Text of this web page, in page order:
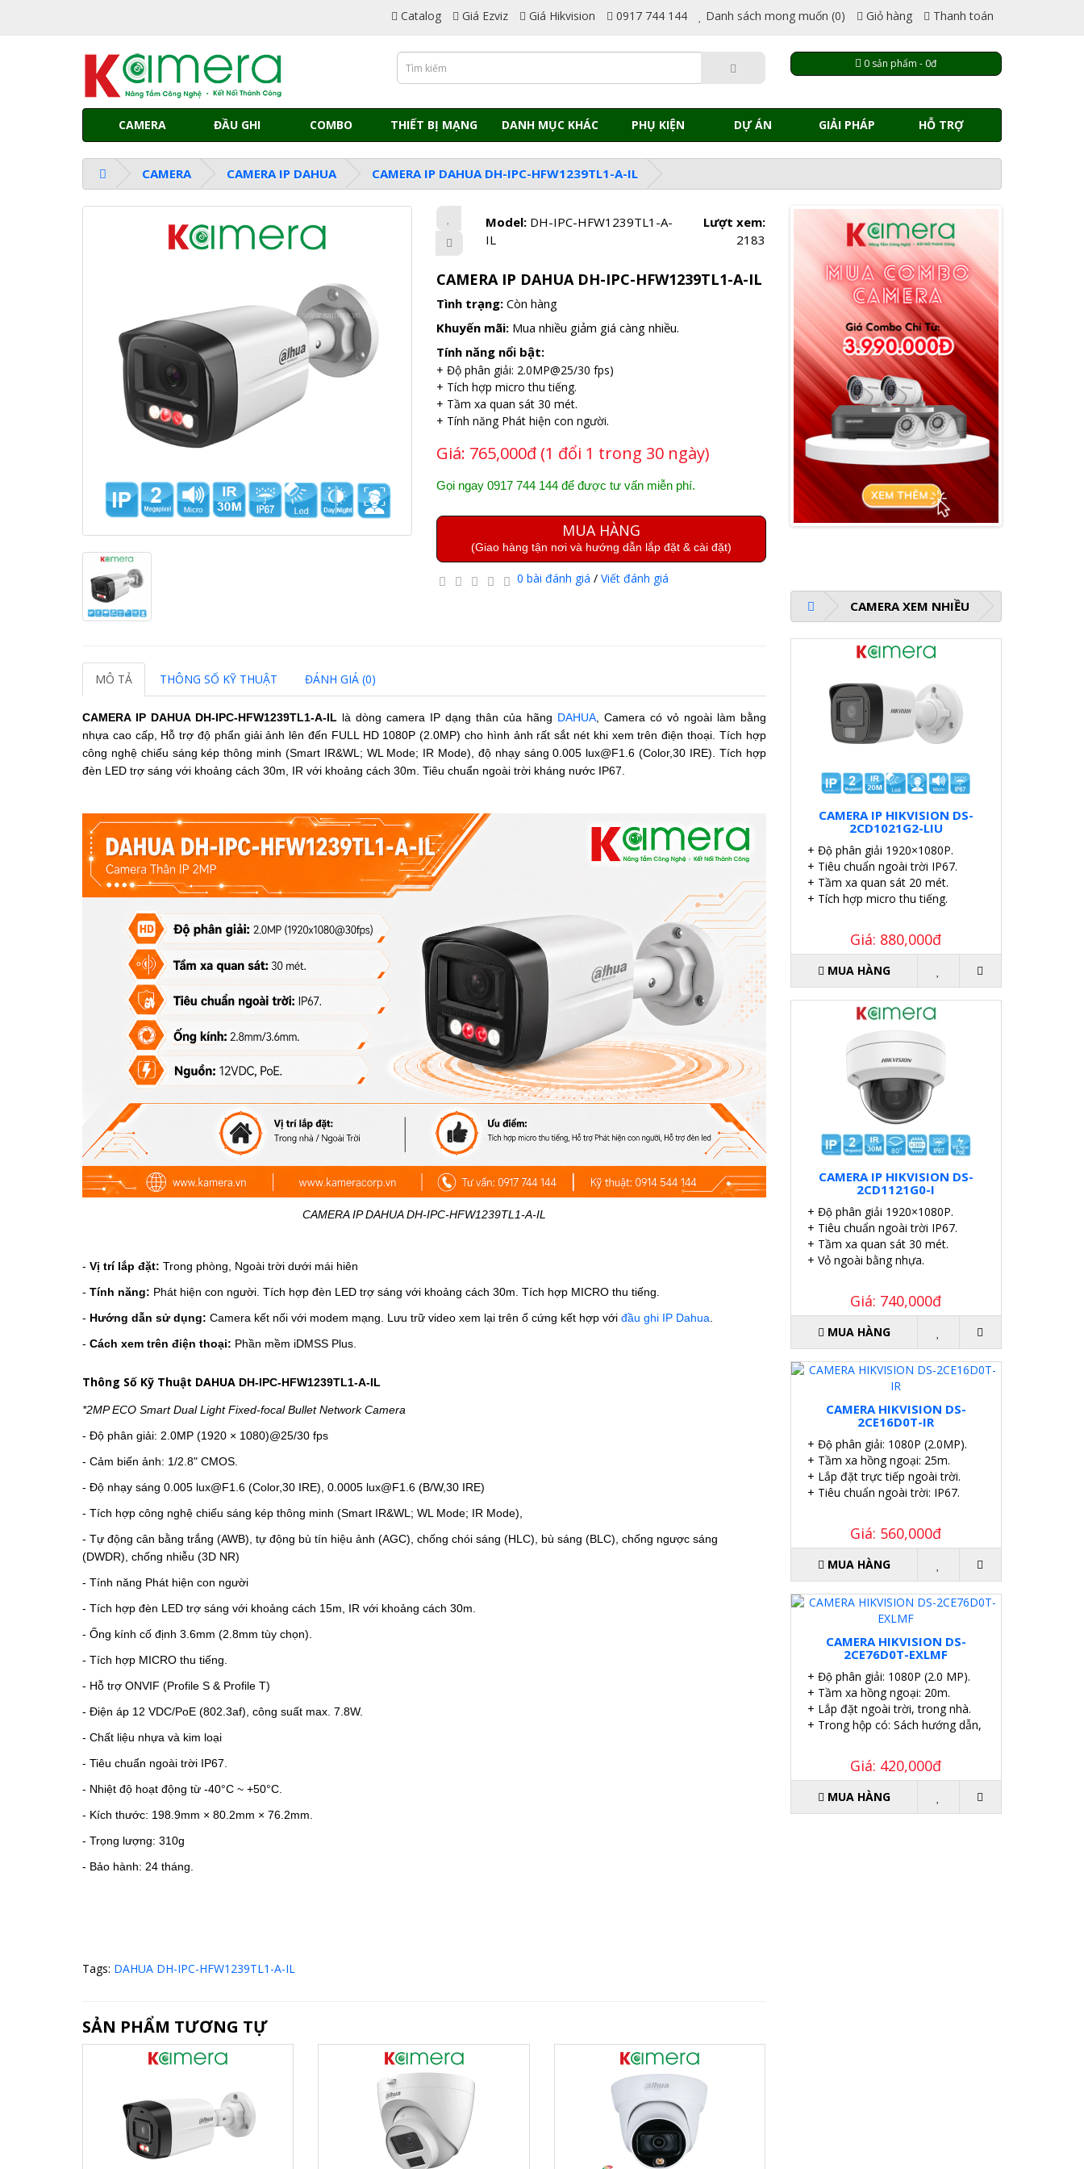
Catalog Giá Ezviz Giá Hikvision 0917 744 144 Danh sách mong muốn (0) Giỏ hàng Thanh toán
0 sản phẩm - 0đ
CAMERA ĐẦU GHI COMBO THIẾT BỊ MẠNG DANH MỤC KHÁC PHỤ KIỆN DỰ ÁN GIẢI PHÁP HỖ TRỢ
CAMERA CAMERA IP DAHUA CAMERA IP DAHUA DH-IPC-HFW1239TL1-A-IL
Model: DH-IPC-HFW1239TL1-A-
IL
Lượt xem:
2183
CAMERA IP DAHUA DH-IPC-HFW1239TL1-A-IL
Tình trạng: Còn hàng
Khuyến mãi: Mua nhiều giảm giá càng nhiều.
Tính năng nổi bật:
+ Độ phân giải: 2.0MP@25/30 fps)
+ Tích hợp micro thu tiếng.
+ Tầm xa quan sát 30 mét.
+ Tính năng Phát hiện con người.
Giá: 765,000đ (1 đổi 1 trong 30 ngày)
Gọi ngay 0917 744 144 để được tư vấn miễn phí.
MUA HÀNG
(Giao hàng tận nơi và hướng dẫn lắp đặt & cài đặt)
0 bài đánh giá / Viết đánh giá
MÔ TẢ THÔNG SỐ KỸ THUẬT ĐÁNH GIÁ (0)
CAMERA IP DAHUA DH-IPC-HFW1239TL1-A-IL là dòng camera IP dạng thân của hãng DAHUA, Camera có vỏ ngoài làm bằng
nhựa cao cấp, Hỗ trợ độ phẩn giải ảnh lên đến FULL HD 1080P (2.0MP) cho hình ảnh rất sắt nét khi xem trên điện thoại. Tích hợp
công nghệ chiếu sáng kép thông minh (Smart IR&WL; WL Mode; IR Mode), độ nhạy sáng0.005 lux@F1.6 (Color,30 IRE)
Tích hợp
đèn LED trợ sáng với khoảng cách 30m, IR với khoảng cách 30m. Tiêu chuẩn ngoài trời kháng nước IP67.
CAMERA IP DAHUA DH-IPC-HFW1239TL1-A-IL
- Vị trí lắp đặt: Trong phòng, Ngoài trời dưới mái hiên
- Tính năng: Phát hiện con người. Tích hợp đèn LED trợ sáng với khoảng cách 30m. Tích hợp MICRO thu tiếng.
- Hướng dẫn sử dụng: Camera kết nối với modem mạng. Lưu trữ video xem lại trên ổ cứng kết hợp với đầu ghi IP Dahua.
- Cách xem trên điện thoại: Phần mềm iDMSS Plus.
Thông Số Kỹ Thuật DAHUA DH-IPC-HFW1239TL1-A-IL
*2MP ECO Smart Dual Light Fixed-focal Bullet Network Camera
- Độ phân giải: 2.0MP (1920 × 1080)@25/30 fps
- Cảm biến ảnh: 1/2.8" CMOS.
- Độ nhạy sáng 0.005 lux@F1.6 (Color,30 IRE), 0.0005 lux@F1.6 (B/W,30 IRE)
- Tích hợp công nghệ chiếu sáng kép thông minh (Smart IR&WL; WL Mode; IR Mode),
- Tự động cân bằng trắng (AWB), tự động bù tín hiệu ảnh (AGC), chống chói sáng (HLC), bù sáng (BLC), chống ngược sáng
(DWDR), chống nhiễu (3D NR)
- Tính năng Phát hiện con người
- Tích hợp đèn LED trợ sáng với khoảng cách 15m, IR với khoảng cách 30m.
- Ống kính cố định 3.6mm (2.8mm tùy chọn).
- Tích hợp MICRO thu tiếng.
- Hỗ trợ ONVIF (Profile S & Profile T)
- Điện áp 12 VDC/PoE (802.3af), công suất max. 7.8W.
- Chất liệu nhựa và kim loại
- Tiêu chuẩn ngoài trời IP67.
- Nhiệt độ hoạt động từ -40°C ~ +50°C.
- Kích thước: 198.9mm × 80.2mm × 76.2mm.
- Trọng lượng: 310g
- Bảo hành: 24 tháng.
Tags: DAHUA DH-IPC-HFW1239TL1-A-IL
SẢN PHẨM TƯƠNG TỰ
CAMERA XEM NHIỀU
CAMERA IP HIKVISION DS-
2CD1021G2-LIU
+ Độ phân giải 1920×1080P.
+ Tiêu chuẩn ngoài trời IP67.
+ Tầm xa quan sát 20 mét.
+ Tích hợp micro thu tiếng.
Giá: 880,000đ
MUA HÀNG
CAMERA IP HIKVISION DS-
2CD1121G0-I
+ Độ phân giải 1920×1080P.
+ Tiêu chuẩn ngoài trời IP67.
+ Tầm xa quan sát 30 mét.
+ Vỏ ngoài bằng nhựa.
Giá: 740,000đ
MUA HÀNG
CAMERA HIKVISION DS-
2CE16D0T-IR
+ Độ phân giải: 1080P (2.0MP).
+ Tầm xa hồng ngoại: 25m.
+ Lắp đặt trực tiếp ngoài trời.
+ Tiêu chuẩn ngoài trời: IP67.
Giá: 560,000đ
MUA HÀNG
CAMERA HIKVISION DS-
2CE76D0T-EXLMF
+ Độ phân giải: 1080P (2.0 MP).
+ Tầm xa hồng ngoại: 20m.
+ Lắp đặt ngoài trời, trong nhà.
+ Trong hộp có: Sách hướng dẫn, Ốc vít tắc kê.
Giá: 420,000đ
MUA HÀNG